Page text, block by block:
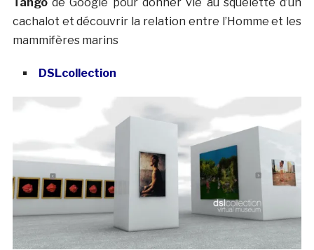
cachalot et découvrir la relation entre l’Homme et les
mammifères marins
DSLcollection